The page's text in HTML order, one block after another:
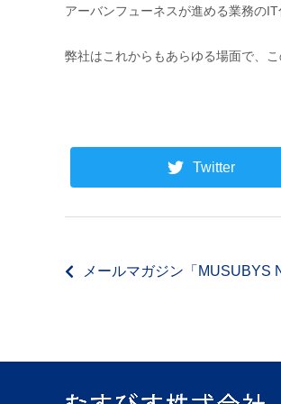
アーバンフューネスが進める業務の
弊社はこれからもあらゆる場面で、
Twitter
メールマガジン「MUSUBYS